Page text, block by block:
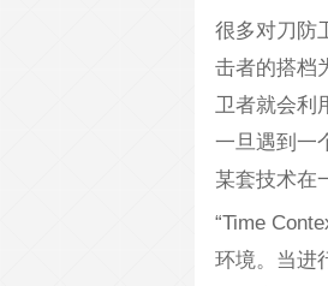
很多对刀防
击者的搭档
卫者就会利
一旦遇到一
某套技术在
“Time
环境。当进